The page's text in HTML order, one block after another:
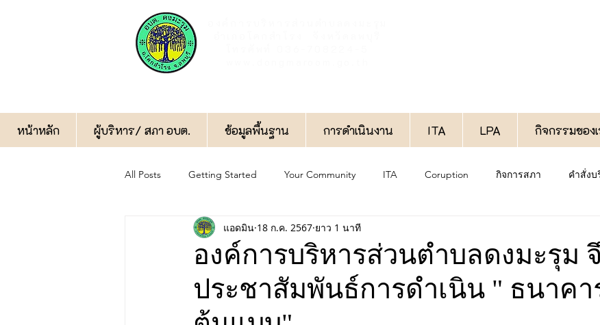
หน้าหลัก ผู้บริหาร/ สภา อบต. ข้อมูลพื้นฐาน การดำเนินงาน ITA LPA กิจกรรมของ
All Posts Getting Started Your Community ITA Coruption กิจการสภา คำสั่ง
กิจกรรมทั่วไป ป้องกันการทุจริต งาน
ฝ่ายป้องกันและบรรเทาสาธารณภัย กองการศึกษา พิเศษ
องค์การบริหารส่วนตำบลดงมะรุม
ประชาสัมพันธ์การดำเนิน " ธนาคา
แอดมิน 18 ก.ค. 2567 ยาว 1 นาที